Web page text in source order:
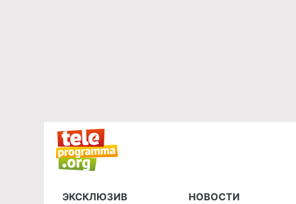
ЭКСКЛЮЗИВ НОВОСТИ